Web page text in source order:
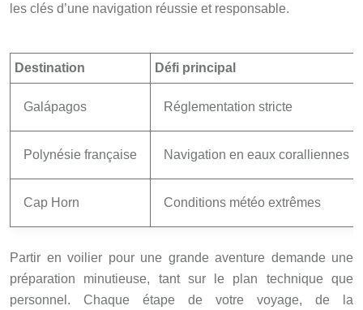
les clés d’une navigation réussie et responsable.
Destination Défi principal
Galápagos Réglementation stricte
Polynésie française Navigation en eaux coralliennes
Cap Horn Conditions météo extrêmes
Partir en voilier pour une grande aventure demande une
préparation minutieuse, tant sur le plan technique que
personnel. Chaque étape de votre voyage, de la